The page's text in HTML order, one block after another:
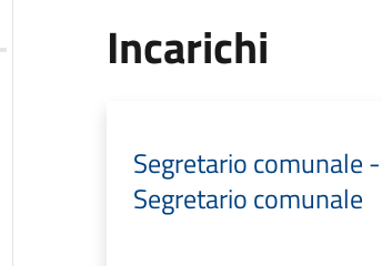
Incarichi
Segretario comunale -
Segretario comunale